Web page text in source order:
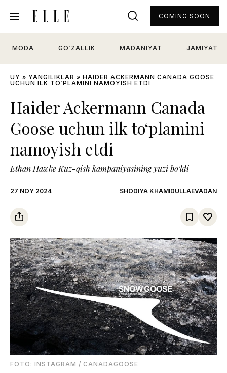
MODA GO‘ZALLIK MADANIYAT JAMIYAT
COMING SOON
UY » YANGILIKLAR » HAIDER ACKERMANN CANADA GOOSE
UCHUN ILK TO‘PLAMINI NAMOYISH ETDI
Haider Ackermann Canada
Goose uchun ilk to‘plamini
namoyish etdi
Ethan Hawke Kuz-qish kampaniyasining yuzi bo‘ldi
27 NOY 2024 SHODIYA KHAMIDULLAEVADAN
FOTO: INSTAGRAM / CANADAGOOSE